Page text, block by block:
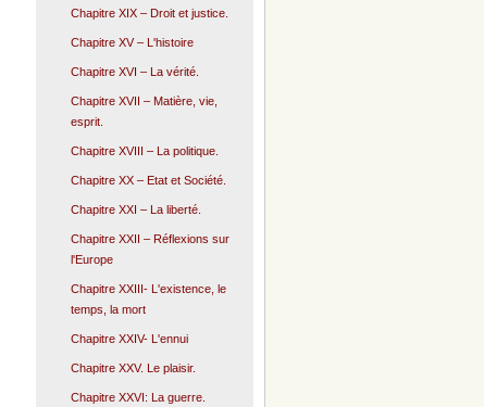
Chapitre XIX – Droit et justice.
Chapitre XV – L'histoire
Chapitre XVI – La vérité.
Chapitre XVII – Matière, vie,
esprit.
Chapitre XVIII – La politique.
Chapitre XX – Etat et Société.
Chapitre XXI – La liberté.
Chapitre XXII – Réflexions sur
l'Europe
Chapitre XXIII- L'existence, le
temps, la mort
Chapitre XXIV- L'ennui
Chapitre XXV. Le plaisir.
Chapitre XXVI: La guerre.